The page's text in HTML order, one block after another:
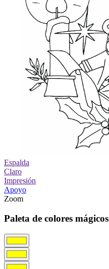
Espalda
Claro
Impresión
Apoyo
Zoom
Paleta de colores mágicos